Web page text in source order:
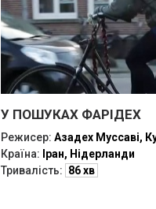
У ПОШУКАХ ФАРІДЕХ
Режисер: Азадех Муссаві,
Країна: Іран, Нідерланди
Тривалість: 86 хв